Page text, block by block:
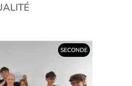
SECONDE